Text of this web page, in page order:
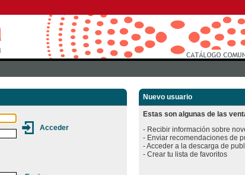
Nuevo usuario
Estas son algunas de las
- Recibir información sobre
- Enviar recomendaciones de
- Acceder a la descarga de